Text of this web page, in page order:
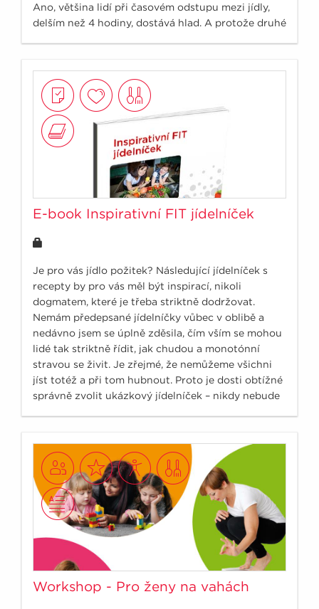
Ano, většina lidí při časovém odstupu mezi jídly,
delším než 4 hodiny, dostává hlad. A protože druhé
či večerních hodinách, že máme hladové
odpoledne.
E-book Inspirativní FIT jídelníček
Je pro vás jídlo požitek? Následující jídelníček s
recepty by pro vás měl být inspirací, nikoli
dogmatem, které je třeba striktně dodržovat.
Nemám předepsané jídelníčky vůbec v oblibě a
nedávno jsem se úplně zděsila, čím vším se mohou
lidé tak striktně řídit, jak chudou a monotónní
stravou se živit. Je zřejmé, že nemůžeme všichni
jíst totéž a při tom hubnout. Proto je dosti obtížné
správně zvolit ukázkový jídelníček – nikdy nebude
„zlatý standard“ s energetickým obsahem 6 000 –
6500 kJ.
Workshop - Pro ženy na vahách